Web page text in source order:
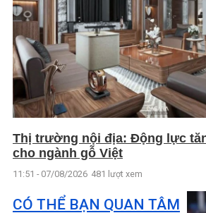
Thị trường nội địa: Động lực
cho ngành gỗ Việt
11:51 - 07/08/2026 481 lượt xem
CÓ THỂ BẠN QUAN TÂM